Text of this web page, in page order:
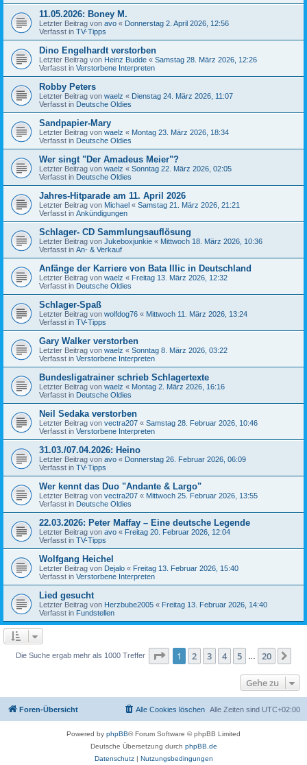
11.05.2026: Boney M.
Letzter Beitrag von avo « Donnerstag 2. April 2026, 12:56
Verfasst in TV-Tipps
Dino Engelhardt verstorben
Letzter Beitrag von Heinz Budde « Samstag 28. März 2026, 12:26
Verfasst in Verstorbene Interpreten
Robby Peters
Letzter Beitrag von waelz « Dienstag 24. März 2026, 11:07
Verfasst in Deutsche Oldies
Sandpapier-Mary
Letzter Beitrag von waelz « Montag 23. März 2026, 18:34
Verfasst in Deutsche Oldies
Wer singt "Der Amadeus Meier"?
Letzter Beitrag von waelz « Sonntag 22. März 2026, 02:05
Verfasst in Deutsche Oldies
Jahres-Hitparade am 11. April 2026
Letzter Beitrag von Michael « Samstag 21. März 2026, 21:21
Verfasst in Ankündigungen
Schlager- CD Sammlungsauflösung
Letzter Beitrag von Jukeboxjunkie « Mittwoch 18. März 2026, 10:36
Verfasst in An- & Verkauf
Anfänge der Karriere von Bata Illic in Deutschland
Letzter Beitrag von waelz « Freitag 13. März 2026, 12:32
Verfasst in Deutsche Oldies
Schlager-Spaß
Letzter Beitrag von wolfdog76 « Mittwoch 11. März 2026, 13:24
Verfasst in TV-Tipps
Gary Walker verstorben
Letzter Beitrag von waelz « Sonntag 8. März 2026, 03:22
Verfasst in Verstorbene Interpreten
Bundesligatrainer schrieb Schlagertexte
Letzter Beitrag von waelz « Montag 2. März 2026, 16:16
Verfasst in Deutsche Oldies
Neil Sedaka verstorben
Letzter Beitrag von vectra207 « Samstag 28. Februar 2026, 10:46
Verfasst in Verstorbene Interpreten
31.03./07.04.2026: Heino
Letzter Beitrag von avo « Donnerstag 26. Februar 2026, 06:09
Verfasst in TV-Tipps
Wer kennt das Duo "Andante & Largo"
Letzter Beitrag von vectra207 « Mittwoch 25. Februar 2026, 13:55
Verfasst in Deutsche Oldies
22.03.2026: Peter Maffay – Eine deutsche Legende
Letzter Beitrag von avo « Freitag 20. Februar 2026, 12:04
Verfasst in TV-Tipps
Wolfgang Heichel
Letzter Beitrag von Dejalo « Freitag 13. Februar 2026, 15:40
Verfasst in Verstorbene Interpreten
Lied gesucht
Letzter Beitrag von Herzbube2005 « Freitag 13. Februar 2026, 14:40
Verfasst in Fundstellen
Die Suche ergab mehr als 1000 Treffer Seite 1von 20
1 2 3 4 5 20
Gehe zu
Foren-Übersicht Alle Zeiten sind UTC+02:00
Alle Cookies löschen
Powered by phpBB® Forum Software © phpBB Limited
Deutsche Übersetzung durch phpBB.de
Datenschutz| Nutzungsbedingungen